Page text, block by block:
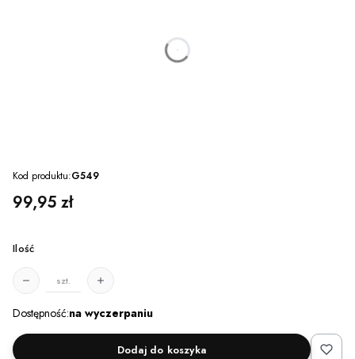
godzin
Kod produktu:G549
Cena
99,95 zł
Ilość
szt.
Dostępność:na wyczerpaniu
Dodaj do koszyka